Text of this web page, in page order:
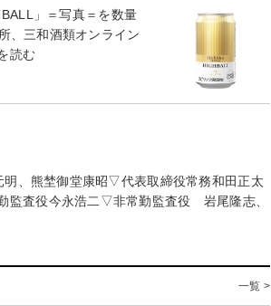
」＝写真＝を数量
、三和酒類オンライン
読む
熊埜御堂康昭▽代表取締役常務和田正太
査役今永浩二▽非常勤監査役 岩尾隆志、
一覧 >